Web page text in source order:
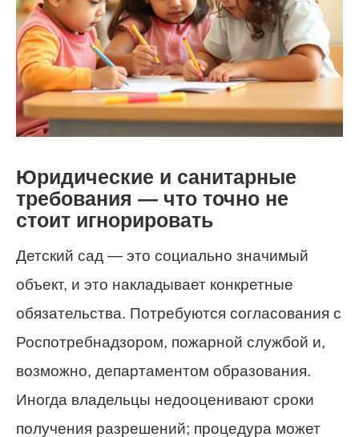
Юридические и санитарные
требования — что точно не
стоит игнорировать
Детский сад — это социально значимый
объект, и это накладывает конкретные
обязательства. Потребуются согласования с
Роспотребнадзором, пожарной службой и,
возможно, департаментом образования.
Иногда владельцы недооценивают сроки
получения разрешений; процедура может